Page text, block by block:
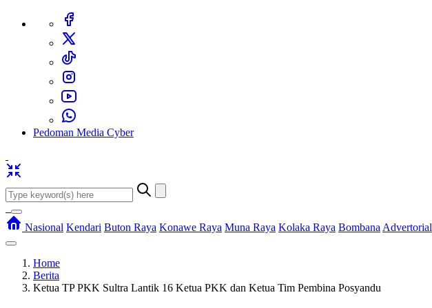
Pedoman Media Cyber
Nasional Kendari Buton Raya Konawe Raya Muna Raya Kolaka Raya Bombana Advertorial
Home
Berita
Ketua TP PKK Sultra Lantik 16 Ketua PKK dan Ketua Tim Pembina Posyandu